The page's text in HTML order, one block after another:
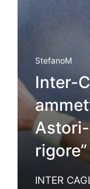
StefanoM
Inter-
rigore”
INTER